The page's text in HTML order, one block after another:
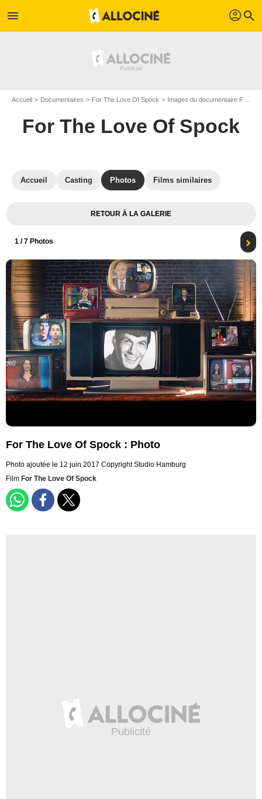
menu profil search
Accueil Documentaires For The Love Of Spock Images du documentaire For The Love Of Spock
For The Love Of Spock
Accueil Casting Photos Films similaires
RETOUR À LA GALERIE
1 / 7 Photos
For The Love Of Spock : Photo
Photo ajoutée le 12 juin 2017 Copyright Studio Hamburg
Film For The Love Of Spock